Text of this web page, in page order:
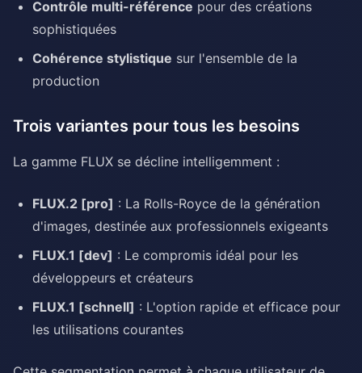
Contrôle multi-référence pour des créations
sophistiquées
Cohérence stylistique sur l'ensemble de la
production
Trois variantes pour tous les besoins
La gamme FLUX se décline intelligemment :
FLUX.2 [pro] : La Rolls-Royce de la génération
d'images, destinée aux professionnels exigeants
FLUX.1 [dev] : Le compromis idéal pour les
développeurs et créateurs
FLUX.1 [schnell] : L'option rapide et efficace pour
les utilisations courantes